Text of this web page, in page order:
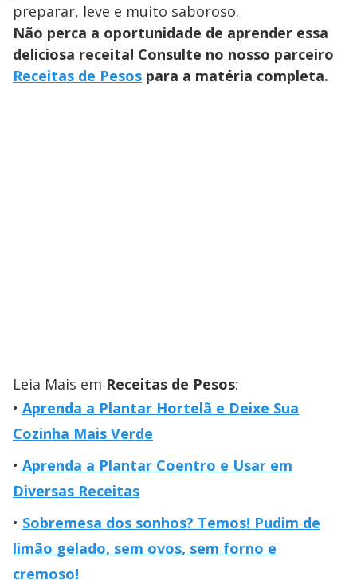
preparar, leve e muito saboroso.
Não perca a oportunidade de aprender essa
deliciosa receita! Consulte no nosso parceiro
Receitas de Pesos para a matéria completa.
Leia Mais em Receitas de Pesos:
Aprenda a Plantar Hortelã e Deixe Sua
Cozinha Mais Verde
Aprenda a Plantar Coentro e Usar em
Diversas Receitas
Sobremesa dos sonhos? Temos! Pudim de
limão gelado, sem ovos, sem forno e
cremoso!